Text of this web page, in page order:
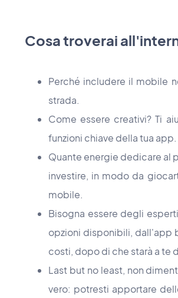
Cosa troverai
Perché includere il mobile
strada.
Come essere creativi? Ti
funzioni chiave della tua app.
Quante energie dedicare al
investire, in modo da
mobile.
Bisogna essere degli
opzioni disponibili, dall'app
costi, dopo di che starà a te
Last but no least, non
vero: potresti apportare